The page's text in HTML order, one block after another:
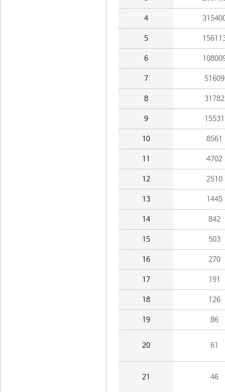
4
5
6
7 51609
8 31782
9 15531
10 8561
11 4702
12 2510
13 1445
14 842
15 503
16 270
17 191
18 126
19 86
20 61
21 46